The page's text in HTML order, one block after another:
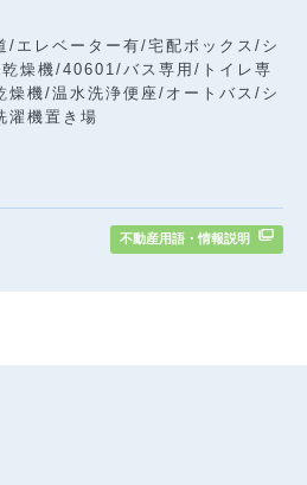
/エレベーター有/宅配ボックス/シ
燥機/40601/バス専用/トイレ専
燥機/温水洗浄便座/オートバス/シ
濯機置き場
不動産用語・情報説明